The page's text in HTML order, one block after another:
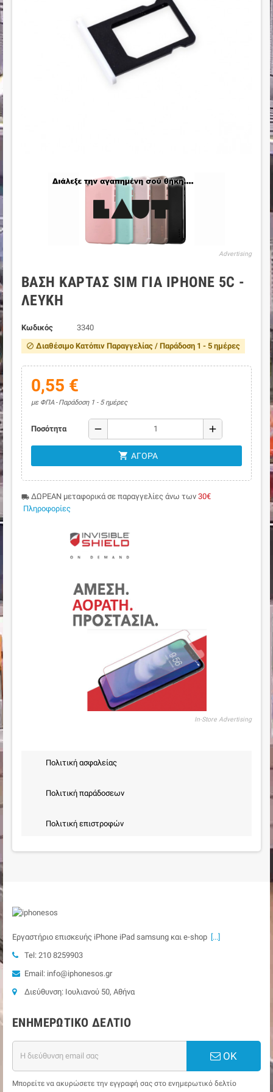
Advertising
ΒΆΣΗ ΚΆΡΤΑΣ SIM ΓΙΑ IPHONE 5C -
ΛΕΥΚΉ
Κωδικός 3340
block Διαθέσιμο Κατόπιν Παραγγελίας / Παράδοση 1 - 5 ημέρες
0,55 €
με ΦΠΑ Παράδοση 1 - 5 ημέρες
Ποσότητα remove add
shopping_cart ΑΓΟΡΆ
local_shipping ΔΩΡΕΑΝ μεταφορικά σε παραγγελίες άνω των 30€
Πληροφορίες
In-Store Advertising
Πολιτική ασφαλείας
Πολιτική παράδοσεων
Πολιτική επιστροφών
Εργαστήριο επισκευής iPhone iPad samsung και e-shop [...]
Tel: 210 8259903
Email: info@iphonesos.gr
Διεύθυνση: Ιουλιανού 50, Αθήνα
ΕΝΗΜΕΡΩΤΙΚΌ ΔΕΛΤΊΟ
ΟΚ
Μπορείτε να ακυρώσετε την εγγραφή σας στο ενημερωτικό δελτίο